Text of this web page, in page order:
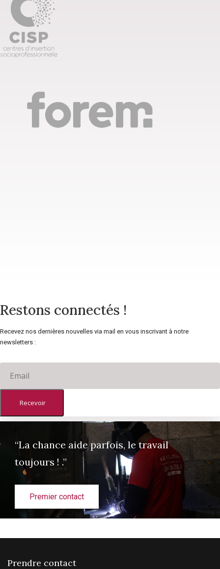
Restons connectés !
Recevez nos dernières nouvelles via mail en vous inscrivant à notre
newsletters :
Recevoir
“La chance aide parfois, le travail
toujours ! .”
Premier contact
Prendre contact